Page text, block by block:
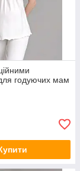
годуючих мам